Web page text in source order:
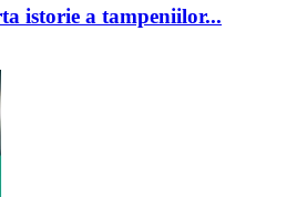
istorie a tampeniilor...